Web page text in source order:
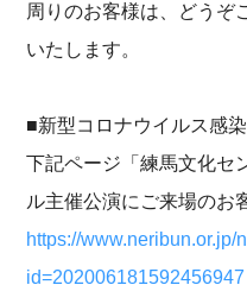
周りのお客様は、どうぞ
いたします。
■新型コロナウイルス感
下記ページ「練馬文化
ル主催公演にご来場のお
https://
id=202006181592456947